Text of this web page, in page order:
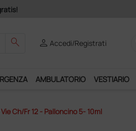
search personAccedi/Registrati
AMBULATORIO VESTIARIO
Ch/fr 12 - Palloncino 5- 10ml